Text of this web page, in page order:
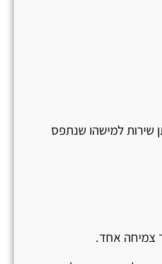
שירות למישהו שנתפס
צמיחה אחד.